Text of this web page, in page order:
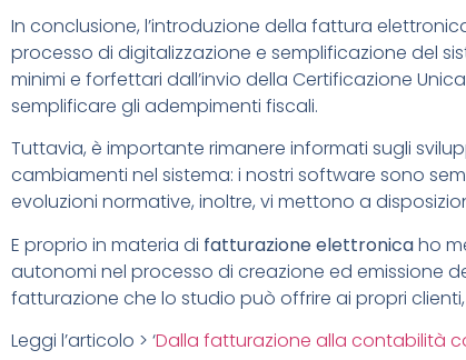
In conclusione, l’introduzione della fattura
processo di digitalizzazione e semplificazione del
minimi e forfettari dall’invio della Certificazione
semplificare gli adempimenti fiscali.
Tuttavia, è importante rimanere informati sugli
cambiamenti nel sistema: i nostri software sono
evoluzioni normative, inoltre, vi mettono a
E proprio in materia di fatturazione elettronicaho
autonomi nel processo di creazione ed emissione
fatturazione che lo studio può offrire ai propri clienti,
Leggi l’articolo > ‘Dalla fatturazione alla contabilità